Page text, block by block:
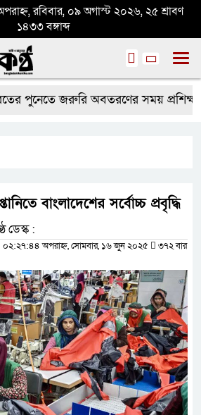
রবিবার, ০৯ অগাস্ট ২০২৬, ২৫ শ্রাবণ
১৪৩৩ বঙ্গাব্দ
পুনেতে জরুরি অবতরণের সময় প্রশিক্ষণ
বাংলাদেশের সর্বোচ্চ প্রবৃদ্ধি
ডেস্ক :
অপরাহ্ন, সোমবার, ১৬ জুন ২০২৫
৩৭২ বার